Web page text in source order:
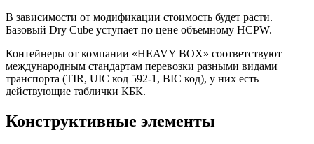
В зависимости от модификации стоимость будет расти.
Базовый Dry Cube уступает по цене объемному HCPW.
Контейнеры от компании «HEAVY BOX» соответствуют
международным стандартам перевозки разными видами
транспорта (TIR, UIC код 592-1, BIC код), у них есть
действующие таблички КБК.
Конструктивные элементы